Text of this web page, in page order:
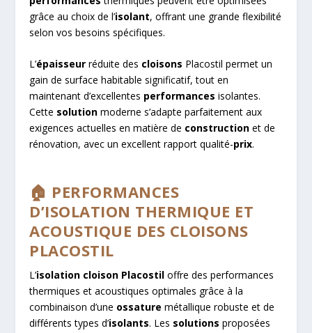
grâce au choix de l’isolant, offrant une grande flexibilité
selon vos besoins spécifiques.
L’épaisseur réduite des cloisons Placostil permet un
gain de surface habitable significatif, tout en
maintenant d’excellentes performances isolantes.
Cette solution moderne s’adapte parfaitement aux
exigences actuelles en matière de construction et de
rénovation, avec un excellent rapport qualité-prix.
🏠 PERFORMANCES
D’ISOLATION THERMIQUE ET
ACOUSTIQUE DES CLOISONS
PLACOSTIL
L’isolation cloison Placostil offre des performances
thermiques et acoustiques optimales grâce à la
combinaison d’une ossature métallique robuste et de
différents types d’isolants. Les solutions proposées